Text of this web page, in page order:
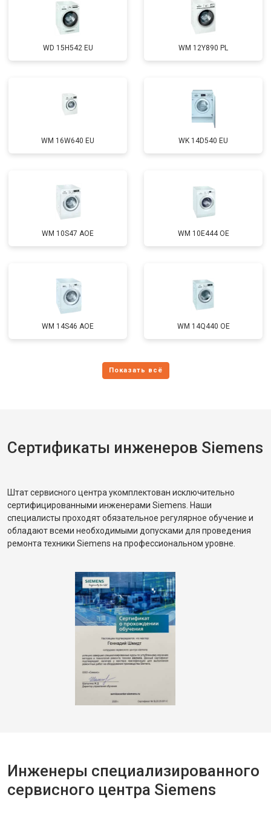
WD 15H542 EU WM 12Y890 PL
WM 16W640 EU WK 14D540 EU
WM 10S47 AOE WM 10E444 OE
WM 14S46 AOE WM 14Q440 OE
Сертификаты инженеров Siemens
Штат сервисного центра укомплектован исключительно
сертифицированными инженерами Siemens. Наши
специалисты проходят обязательное регулярное обучение и
обладают всеми необходимыми допусками для проведения
ремонта техники Siemens на профессиональном уровне.
Инженеры специализированного
сервисного центра Siemens